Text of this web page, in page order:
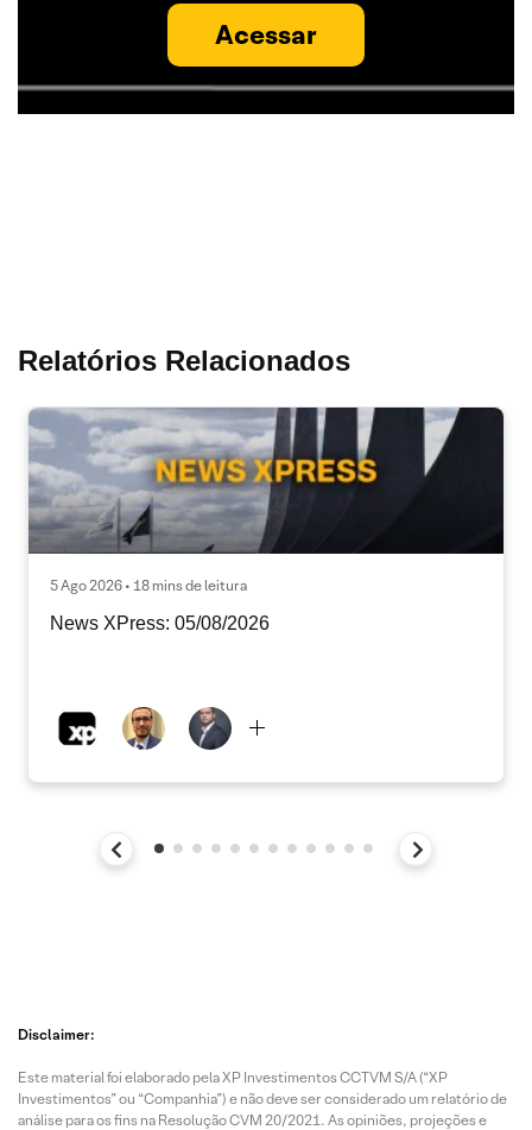
Acessar
Relatórios Relacionados
5 Ago 2026 • 18 mins de leitura
News XPress: 05/08/2026
Disclaimer:
Este material foi elaborado pela XP Investimentos CCTVM S/A (“XP
Investimentos” ou “Companhia”) e não deve ser considerado um relatório de
análise para os fins na Resolução CVM 20/2021. As opiniões, projeções e